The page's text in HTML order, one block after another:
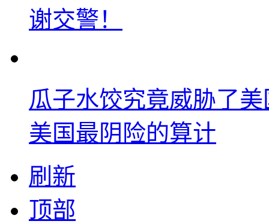
谢交警！
瓜子水饺究竟威胁了
美国最阴险的算计
刷新
顶部